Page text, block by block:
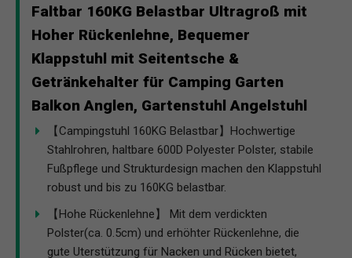
Faltbar 160KG Belastbar Ultragroß mit
Hoher Rückenlehne, Bequemer
Klappstuhl mit Seitentsche &
Getränkehalter für Camping Garten
Balkon Anglen, Gartenstuhl Angelstuhl
【Campingstuhl 160KG Belastbar】Hochwertige
Stahlrohren, haltbare 600D Polyester Polster, stabile
Fußpflege und Strukturdesign machen den Klappstuhl
robust und bis zu 160KG belastbar.
【Hohe Rückenlehne】 Mit dem verdickten
Polster(ca. 0.5cm) und erhöhter Rückenlehne, die
gute Uterstützung für Nacken und Rücken bietet,